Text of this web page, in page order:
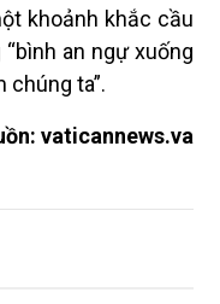
khoảnh khắc cầu
an ngự xuống
chúng ta”.
vaticannews.va